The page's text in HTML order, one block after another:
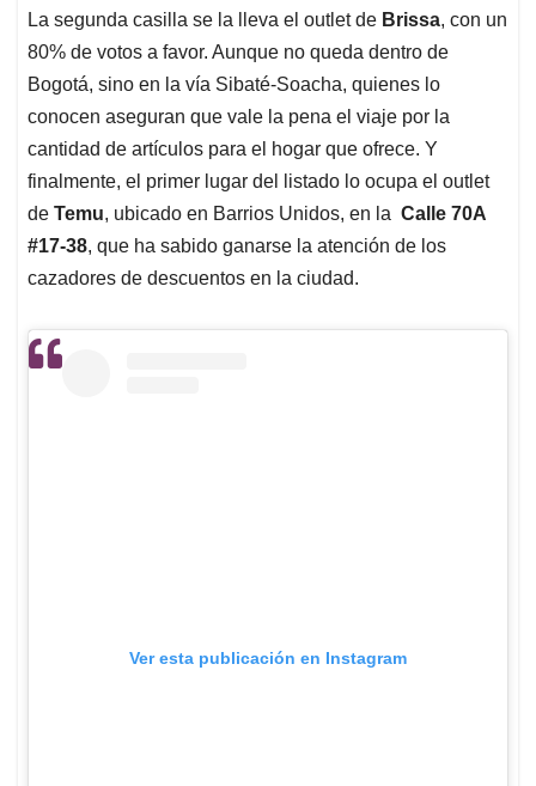
La segunda casilla se la lleva el outlet de Brissa, con un
80% de votos a favor. Aunque no queda dentro de
Bogotá, sino en la vía Sibaté-Soacha, quienes lo
conocen aseguran que vale la pena el viaje por la
cantidad de artículos para el hogar que ofrece. Y
finalmente, el primer lugar del listado lo ocupa el outlet
de Temu, ubicado en Barrios Unidos, en la Calle 70A
#17-38, que ha sabido ganarse la atención de los
cazadores de descuentos en la ciudad.
Ver esta publicación en Instagram